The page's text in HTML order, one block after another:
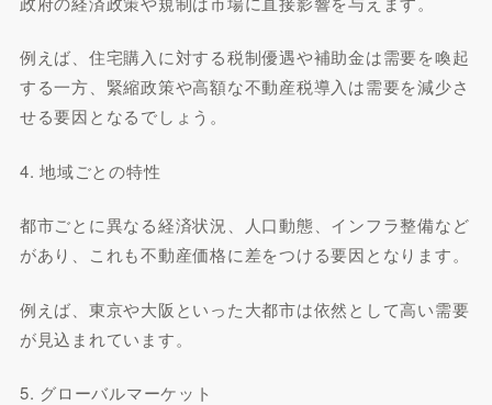
例えば、住宅購入に対する税制優遇や補助金は需要を喚起
する一方、緊縮政策や高額な不動産税導入は需要を減少さ
せる要因となるでしょう。
4. 地域ごとの特性
都市ごとに異なる経済状況、人口動態、インフラ整備など
があり、これも不動産価格に差をつける要因となります。
例えば、東京や大阪といった大都市は依然として高い需要
が見込まれています。
5. グローバルマーケット